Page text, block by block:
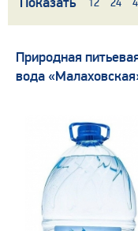
Показать 12 24
Природная
вода